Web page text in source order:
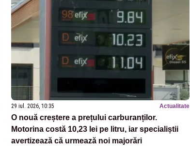
29 iul. 2026, 10:35 Actualitate
O nouă creștere a prețului carburanților.
Motorina costă 10,23 lei pe litru, iar specialiștii
avertizează că urmează noi majorări